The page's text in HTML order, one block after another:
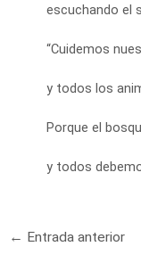
escuchando el
“Cuidemos
y todos los
Porque el
y todos
Navegación
← Entrada anterior